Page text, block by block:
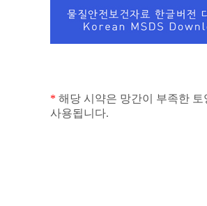
* 해당 시약은 망간이 부족한
사용됩니다.